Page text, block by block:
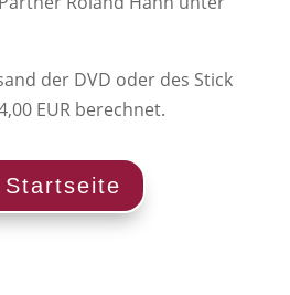
der DVD oder des Stick
EUR berechnet.